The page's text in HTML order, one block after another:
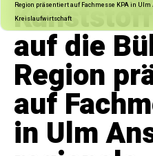
Region präsentiert auf Fachmesse KPA in
Kreislaufwirtschaft
auf die
Region
auf
in Ulm